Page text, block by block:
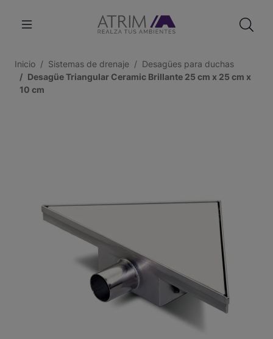
Inicio Sistemas de drenaje
Desagües para duchas
Desagüe Triangular Ceramic Brillante 25 cm x 25 cm x
10 cm